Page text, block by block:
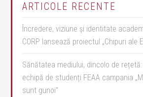
ARTICOLE RECENTE
Încredere, viziune și identitate
CORP lansează proiectul „Chipuri ale
Sănătatea mediului, dincolo de
echipă de studenți FEAA campania
sunt gunoi”